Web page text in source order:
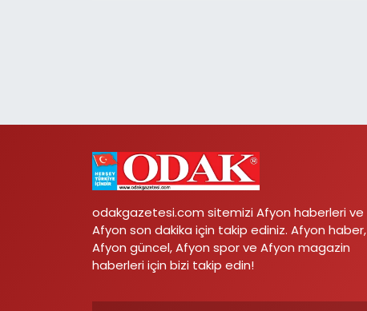
odakgazetesi.com sitemizi Afyon haberleri ve
Afyon son dakika için takip ediniz. Afyon haber,
Afyon güncel, Afyon spor ve Afyon magazin
haberleri için bizi takip edin!